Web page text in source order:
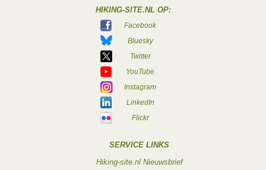
HIKING-SITE.NL OP:
Facebook
Bluesky
Twitter
YouTube
Instagram
LinkedIn
Flickr
SERVICE LINKS
Hiking-site.nl Nieuwsbrief